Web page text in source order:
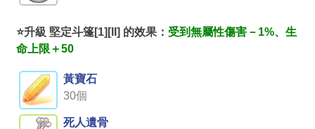
⭐升級 堅定斗篷[1][II] 的效果： 受到無屬性傷害－1%、生
命上限＋50
黃寶石
30個
死人遺骨